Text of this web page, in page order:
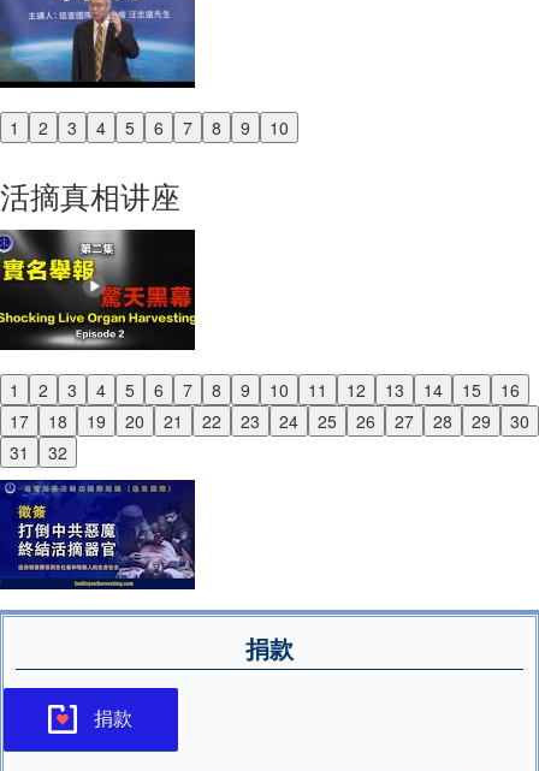
1 2 3 4 5 6 7 8 9 10
Previous
活摘真相讲座
1 2 3 4 5 6 7 8 9 10 11 12 13 14 15
16
17
18 19 20 21 22 23 24 25 26 27 28 29
30
31
32
Previous
Next
捐款
捐款